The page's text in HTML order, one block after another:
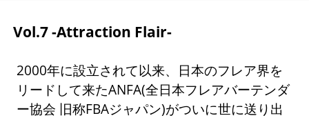
Vol.7 -Attraction Flair-
2000年に設立されて以来、日本のフレア界を
リードして来たANFA(全日本フレアバーテンダ
ー協会 旧称FBAジャパン)がついに世に送り出